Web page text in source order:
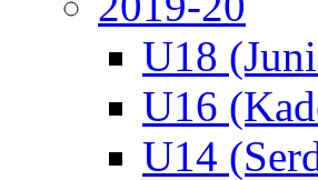
U18
U16
U14